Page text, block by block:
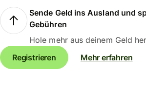
Sende Geld ins Ausland und
Gebühren
Hole mehr aus deinem Geld
Registrieren
Mehr erfahren